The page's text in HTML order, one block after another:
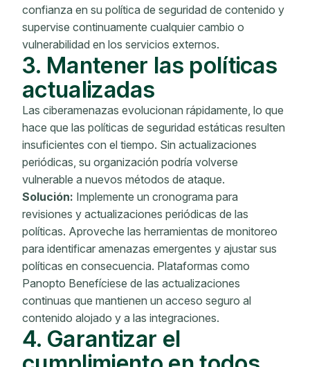
confianza en su política de seguridad de contenido y
supervise continuamente cualquier cambio o
vulnerabilidad en los servicios externos.
3. Mantener las políticas
actualizadas
Las ciberamenazas evolucionan rápidamente, lo que
hace que las políticas de seguridad estáticas resulten
insuficientes con el tiempo. Sin actualizaciones
periódicas, su organización podría volverse
vulnerable a nuevos métodos de ataque.
Solución: Implemente un cronograma para
revisiones y actualizaciones periódicas de las
políticas. Aproveche las herramientas de monitoreo
para identificar amenazas emergentes y ajustar sus
políticas en consecuencia. Plataformas como
Panopto Benefíciese de las actualizaciones
continuas que mantienen un acceso seguro al
contenido alojado y a las integraciones.
4. Garantizar el